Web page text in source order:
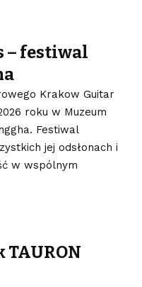
– festiwal
Krakow Guitar
roku w Muzeum
Festiwal
jej odsłonach i
w wspólnym
TAURON